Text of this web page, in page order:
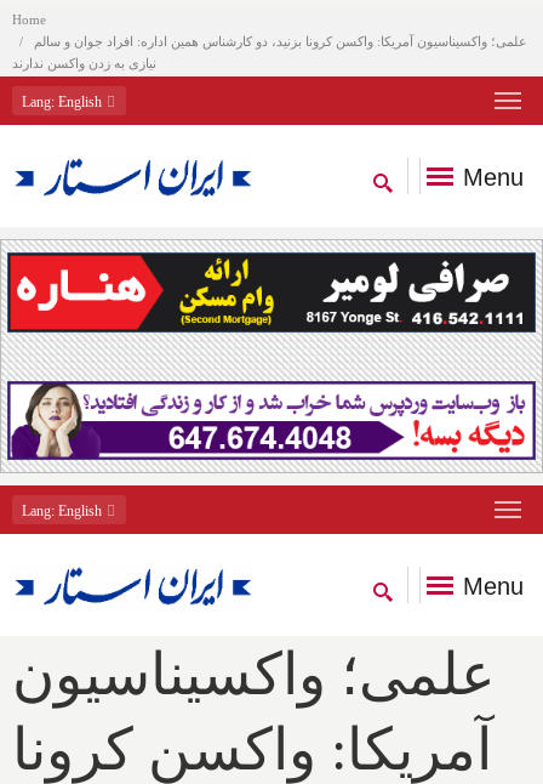
Home
علمی؛ واکسیناسیون آمریکا: واکسن کرونا بزنید، دو کارشناس همین اداره: افراد جوان و سالم
نیازی به زدن واکسن ندارند
Lang: English
Menu
Lang: English
Menu
علمی؛ واکسیناسیون
آمریکا: واکسن کرونا